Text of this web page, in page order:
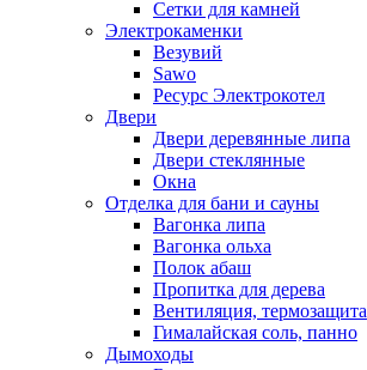
Сетки для камней
Электрокаменки
Везувий
Sawo
Ресурс Электрокотел
Двери
Двери деревянные липа
Двери стеклянные
Окна
Отделка для бани и сауны
Вагонка липа
Вагонка ольха
Полок абаш
Пропитка для дерева
Вентиляция, термозащита
Гималайская соль, панно
Дымоходы